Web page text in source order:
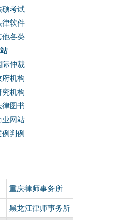
硕考试
律软件
他各类
际仲裁
府机构
究机构
律图书
业网站
例判例
重庆律师事务所
黑龙江律师事务所